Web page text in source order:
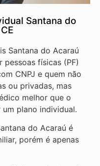
Santana do
Santana do Acaraú
físicas (PF)
CNPJ e quem não
ou privadas, mas
melhor que o
plano individual.
do Acaraú é
porém é apenas